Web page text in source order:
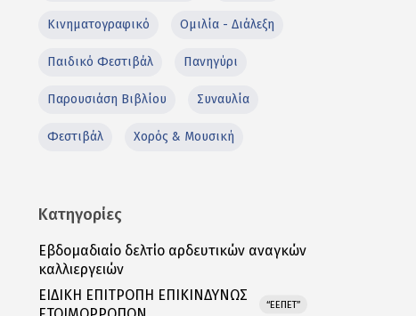
Κινηματογραφικό Ομιλία - Διάλεξη
Παιδικό Φεστιβάλ Πανηγύρι
Παρουσιάση Βιβλίου Συναυλία
Φεστιβάλ Χορός & Μουσική
Κατηγορίες
Εβδομαδιαίο δελτίο αρδευτικών αναγκών
καλλιεργειών
ΕΙΔΙΚΗ ΕΠΙΤΡΟΠΗ ΕΠΙΚΙΝΔΥΝΩΣ
“ΕΕΠΕΤ”